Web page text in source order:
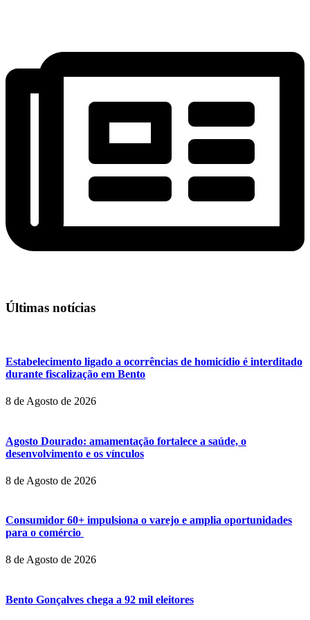
Últimas notícias
Estabelecimento ligado a ocorrências de homicídio é interditado
durante fiscalização em Bento
8 de Agosto de 2026
Agosto Dourado: amamentação fortalece a saúde, o
desenvolvimento e os vínculos
8 de Agosto de 2026
Consumidor 60+ impulsiona o varejo e amplia oportunidades
para o comércio
8 de Agosto de 2026
Bento Gonçalves chega a 92 mil eleitores